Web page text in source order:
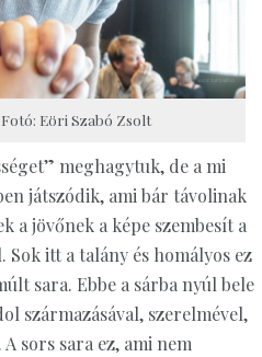
Eöri Szabó Zsolt
meghagytuk, de a mi
játszódik, ami bár távolinak
a jövőnek a képe szembesít a
itt a talány és homályos ez
sara. Ebbe a sárba nyúl bele
származásával, szerelmével,
sors sara ez, ami nem